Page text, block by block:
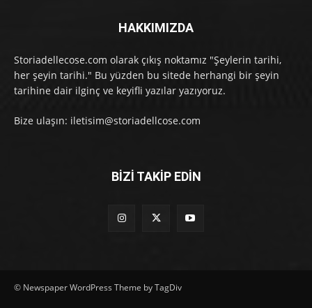
HAKKIMIZDA
Storiadellecose.com olarak çıkış noktamız "Şeylerin tarihi,
her şeyin tarihi." Bu yüzden bu sitede herhangi bir şeyin
tarihine dair ilginç ve keyifli yazılar yazıyoruz.
Bize ulaşın: iletisim@storiadellcose.com
BİZİ TAKİP EDİN
© Newspaper WordPress Theme by TagDiv